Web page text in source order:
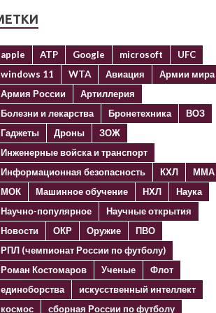
apple ATP Google microsoft
UFC
windows 11
WTA Авиация
Армии мира
Армия России
Артиллерия
Болезни и лекарства
Бронетехника
ВОЗ
Гаджеты
Дроны
ЗОЖ
Инженерные войска и транспорт
Информационная безопасность
КХЛ
ММА
МОК
Машинное обучение НХЛ
Наука
Научно-популярное
Научные открытия
Новости
ОКР Оружие
ПВО
РПЛ (чемпионат России по футболу)
Роман Костомаров
Ученые
Флот
единоборства
искусственный интеллект
космос
сборная России по футболу